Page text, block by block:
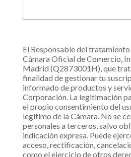
El Responsable del
Cámara Oficial de Comercio,
Madrid (Q2873001H), que
finalidad de gestionar tu
informado de productos y
Corporación. La legitimación
el propio consentimiento del
legítimo de la Cámara. No se
personales a terceros, salvo
indicación expresa. Puede
acceso, rectificación,
como el ejercicio de otros